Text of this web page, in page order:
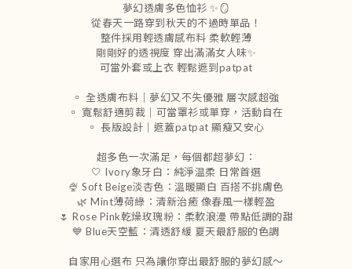
夢幻透膚多色恤衫 ✨🪞
從春天一路穿到秋天的不過時單品！
整件採用輕透膚感布料 柔軟輕薄
剛剛好的透視度 穿出滿滿女人味✨
可當外套或上衣 輕鬆遮到patpat
▫️ 全透膚布料｜夢幻又不失優雅 層次感超強
▫️ 寬鬆舒適剪裁｜可當罩衫或單穿，活動自在
▫️ 長版設計｜遮蓋patpat 顯瘦又安心
超多色一次滿足，每個都超夢幻：
🤍 Ivory象牙白：純淨温柔 日常首選
🍨 Soft Beige淡杏色：溫暖顯白 百搭不挑膚色
🌿 Mint薄荷綠：清新治癒 像春風一樣輕盈
🌷 Rose Pink乾燥玫瑰粉：柔軟浪漫 帶點低調的甜
💙 Blue天空藍：清透舒緩 夏天最舒服的色調
自家用心選布 只為讓你穿出最舒服的夢幻感～